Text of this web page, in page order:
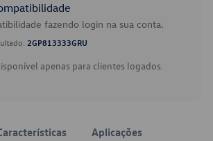
fazendo login na sua conta.
2GP813333GRU
apenas para clientes logados.
Aplicações